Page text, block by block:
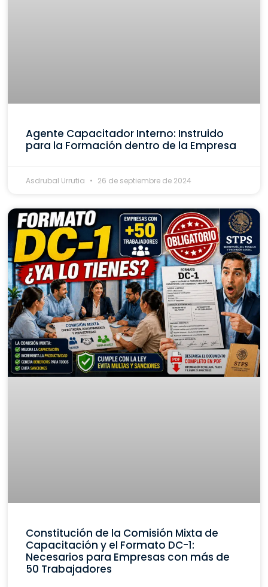
Agente Capacitador Interno: Instruido
para la Formación dentro de la Empresa
Asdrubal Urrutia 26 de septiembre de 2024
Constitución de la Comisión Mixta de
Capacitación y el Formato DC-1:
Necesarios para Empresas con más de
50 Trabajadores